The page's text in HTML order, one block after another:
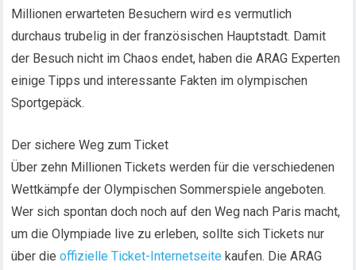
Millionen erwarteten Besuchern wird es vermutlich
durchaus trubelig in der französischen Hauptstadt. Damit
der Besuch nicht im Chaos endet, haben die ARAG Experten
einige Tipps und interessante Fakten im olympischen
Sportgepäck.
Der sichere Weg zum Ticket
Über zehn Millionen Tickets werden für die verschiedenen
Wettkämpfe der Olympischen Sommerspiele angeboten.
Wer sich spontan doch noch auf den Weg nach Paris macht,
um die Olympiade live zu erleben, sollte sich Tickets nur
über dieoffizielle Ticket-Internetseite kaufen. Die ARAG